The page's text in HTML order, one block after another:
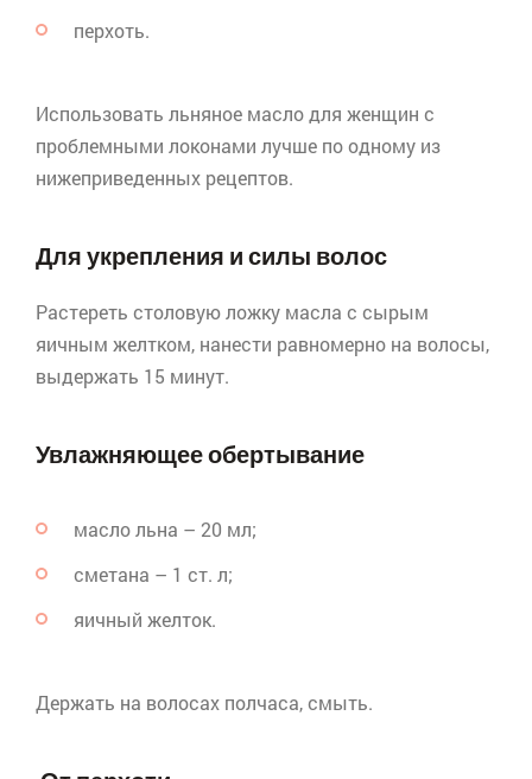
перхоть.
Использовать льняное масло для женщин с
проблемными локонами лучше по одному из
нижеприведенных рецептов.
Для укрепления и силы волос
Растереть столовую ложку масла с сырым
яичным желтком, нанести равномерно на волосы,
выдержать 15 минут.
Увлажняющее обертывание
масло льна – 20 мл;
сметана – 1 ст. л;
яичный желток.
Держать на волосах полчаса, смыть.